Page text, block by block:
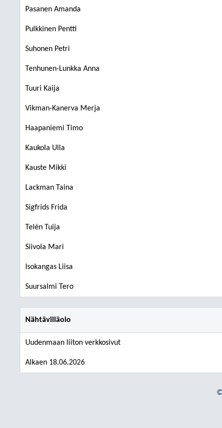
Pasanen Amanda
Pulkkinen Pentti
Suhonen Petri
Tenhunen-Lunkka Anna
Tuuri Kaija
Vikman-Kanerva Merja
Haapaniemi Timo
Kaukola Ulla
Kauste Mikki
Lackman Taina
Sigfrids Frida
Telén Tuija
Siivola Mari
Isokangas Liisa
Suursalmi Tero
Nähtävilläolo
Uudenmaan liiton verkkosivut
Alkaen 18.06.2026